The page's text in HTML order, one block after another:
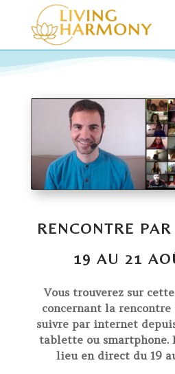
RENCONTRE
19 AU 21
Vous trouverez sur
concernant la rencontre
suivre par internet
tablette ou smartphone.
lieu en direct du 19